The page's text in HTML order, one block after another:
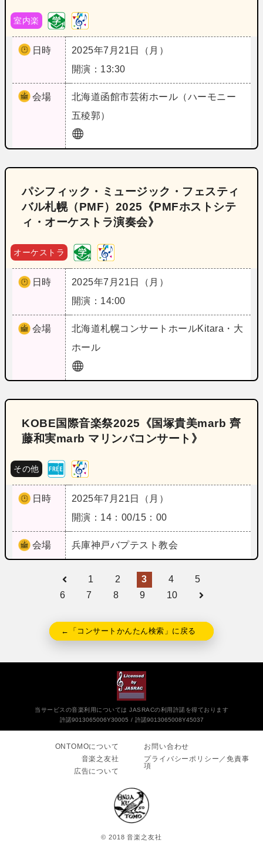
室内楽
日時
2025年7月21日（月）
開演：13:30
会場 北海道函館市芸術ホール（ハーモニー
五稜郭）
パシフィック・ミュージック・フェスティ
バル札幌（PMF）2025《PMFホストシテ
ィ・オーケストラ演奏会》
オーケストラ
日時
2025年7月21日（月）
開演：14:00
会場 北海道札幌コンサートホールKitara・大
ホール
KOBE国際音楽祭2025《国塚貴美marb 齊
藤和実marb マリンバコンサート》
その他
日時
2025年7月21日（月）
開演：14：00/15：00
会場 兵庫神戸バプテスト教会
1 2 3 4
5
6
7 8 9 10
←「コンサートかんたん検索」に戻る
当サービスの音楽利用については JASRACの利用許諾を得ております
許諾9013065006Y30005
許諾9013065008Y45037
ONTOMOについて
音楽之友社
広告について
お問い合わせ
プライバシーポリシー／免責事
項
© 2018 音楽之友社